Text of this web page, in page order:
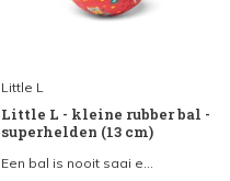
Little L
Little L - kleine rubber bal -
superhelden (13 cm)
Een bal is nooit saai e...